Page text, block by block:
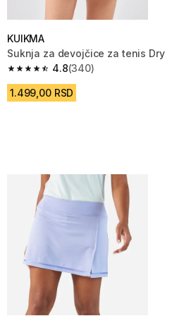
KUIKMA
Suknja za devojčice za tenis Dry
4.8
4.8 od 5 zvezdica from 340
(340)
1.499,00 RSD